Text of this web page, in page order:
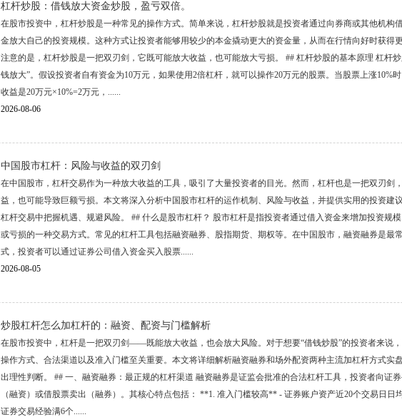
杠杆炒股：借钱放大资金炒股，盈亏双倍。
在股市投资中，杠杆炒股是一种常见的操作方式。简单来说，杠杆炒股就是投资者通过向券商或其他机构
金放大自己的投资规模。这种方式让投资者能够用较少的本金撬动更大的资金量，从而在行情向好时获得
注意的是，杠杆炒股是一把双刃剑，它既可能放大收益，也可能放大亏损。 ## 杠杆炒股的基本原理 杠杆
钱放大”。假设投资者自有资金为10万元，如果使用2倍杠杆，就可以操作20万元的股票。当股票上涨10%
收益是20万元×10%=2万元，......
2026-08-06
中国股市杠杆：风险与收益的双刃剑
在中国股市，杠杆交易作为一种放大收益的工具，吸引了大量投资者的目光。然而，杠杆也是一把双刃剑
益，也可能导致巨额亏损。本文将深入分析中国股市杠杆的运作机制、风险与收益，并提供实用的投资建
杠杆交易中把握机遇、规避风险。 ## 什么是股市杠杆？ 股市杠杆是指投资者通过借入资金来增加投资规
或亏损的一种交易方式。常见的杠杆工具包括融资融券、股指期货、期权等。在中国股市，融资融券是最
式，投资者可以通过证券公司借入资金买入股票......
2026-08-05
炒股杠杆怎么加杠杆的：融资、配资与门槛解析
在股市投资中，杠杆是一把双刃剑——既能放大收益，也会放大风险。对于想要“借钱炒股”的投资者来说
操作方式、合法渠道以及准入门槛至关重要。本文将详细解析融资融券和场外配资两种主流加杠杆方式实
出理性判断。 ## 一、融资融券：最正规的杠杆渠道 融资融券是证监会批准的合法杠杆工具，投资者向证
（融资）或借股票卖出（融券）。其核心特点包括： **1. 准入门槛较高** - 证券账户资产近20个交易日日
证券交易经验满6个......